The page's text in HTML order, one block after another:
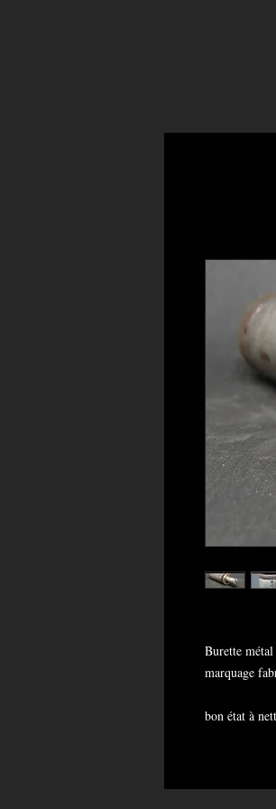
Burette
marquage
bon état à